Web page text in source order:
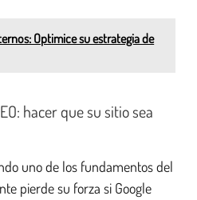
Optimice su estrategia de
hacer que su sitio sea
uno de los fundamentos del
pierde su forza si Google